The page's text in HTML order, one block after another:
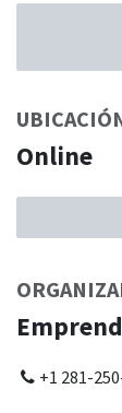
Online
+1 281-